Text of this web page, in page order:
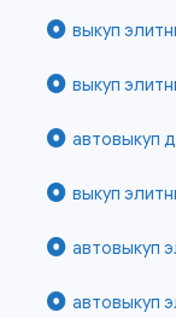
выкуп
выкуп
автовыкуп
выкуп
автовыкуп
автовыкуп